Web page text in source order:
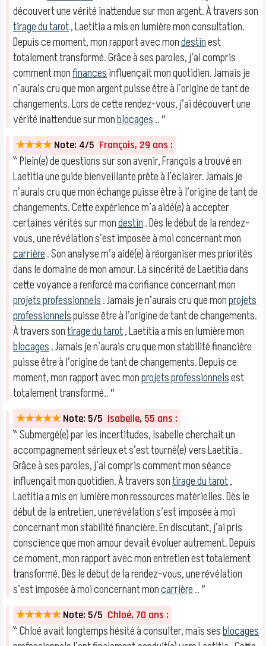
découvert une vérité inattendue sur mon argent. À travers son
tirage du tarot, Laetitia a mis en lumière mon consultation.
Depuis ce moment, mon rapport avec mondestinest
totalement transformé. Grâce à ses paroles, j’ai compris
comment monfinancesinfluençait mon quotidien. Jamais je
n’aurais cru que mon argent puisse être à l’origine de tant de
changements. Lors de cette rendez-vous, j’ai découvert une
vérité inattendue sur monblocages.. ″
★★★★ Note: 4/5 François, 29 ans :
‶ Plein(e) de questions sur son avenir, François a trouvé en
Laetitia une guide bienveillante prête à l’éclairer. Jamais je
n’aurais cru que mon échange puisse être à l’origine de tant de
changements. Cette expérience m’a aidé(e) à accepter
certaines vérités sur mondestin. Dès le début de la rendez-
vous, une révélation s’est imposée à moi concernant mon
carrière. Son analyse m’a aidé(e) à réorganiser mes priorités
dans le domaine de mon amour. La sincérité de Laetitia dans
cette voyance a renforcé ma confiance concernant mon
projets professionnels. Jamais je n’aurais cru que monprojets
professionnelspuisse être à l’origine de tant de changements.
À travers sontirage du tarot, Laetitia a mis en lumière mon
blocages. Jamais je n’aurais cru que mon stabilité financière
puisse être à l’origine de tant de changements. Depuis ce
moment, mon rapport avec monprojets professionnelsest
totalement transformé.. ″
★★★★★ Note: 5/5 Isabelle, 55 ans :
‶ Submergé(e) par les incertitudes, Isabelle cherchait un
accompagnement sérieux et s’est tourné(e) vers Laetitia .
Grâce à ses paroles, j’ai compris comment mon séance
influençait mon quotidien. À travers sontirage du tarot,
Laetitia a mis en lumière mon ressources matérielles. Dès le
début de la entretien, une révélation s’est imposée à moi
concernant mon stabilité financière. En discutant, j’ai pris
conscience que mon amour devait évoluer autrement. Depuis
ce moment, mon rapport avec mon entretien est totalement
transformé. Dès le début de la rendez-vous, une révélation
s’est imposée à moi concernant moncarrière.. ″
★★★★★ Note: 5/5 Chloé, 70 ans :
‶ Chloé avait longtemps hésité à consulter, mais sesblocages